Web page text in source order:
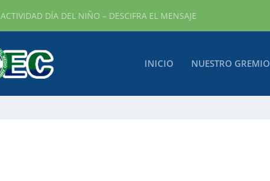
ACTIVIDAD DÍA DEL NIÑO – DESCIFRA EL MENSAJE
INICIO NUESTRO GREMIO